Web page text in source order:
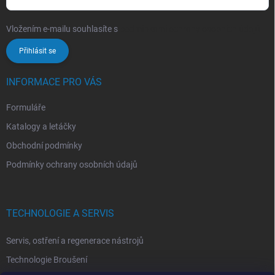
Vložením e-mailu souhlasíte s
Přihlásit se
INFORMACE PRO VÁS
Formuláře
Katalogy a letáčky
Obchodní podmínky
Podmínky ochrany osobních údajů
TECHNOLOGIE A SERVIS
Servis, ostření a regenerace nástrojů
Technologie Broušení